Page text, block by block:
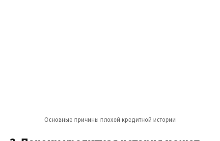
Основные причины плохой кредитной истории